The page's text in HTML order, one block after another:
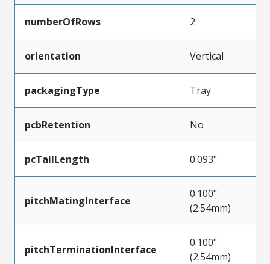
numberOfRows 2
orientation Vertical
packagingType Tray
pcbRetention No
pcTailLength 0.093"
pitchMatingInterface
0.100"
(2.54mm)
pitchTerminationInterface
0.100"
(2.54mm)